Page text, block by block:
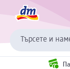
Търсете и